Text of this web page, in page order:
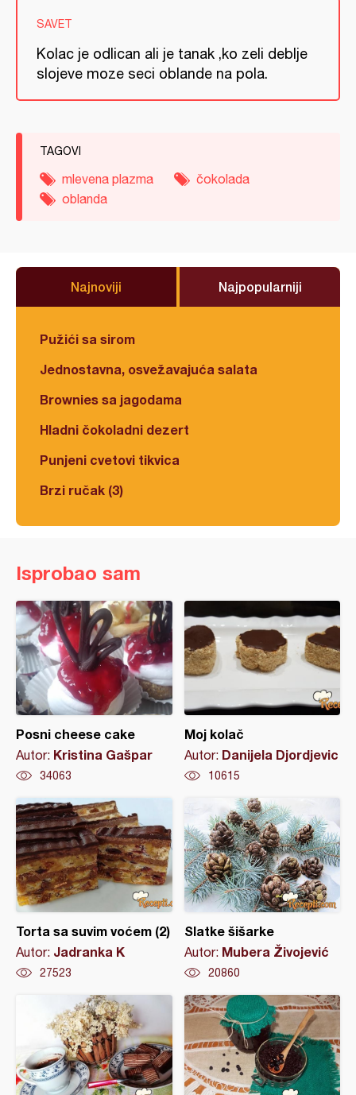
SAVET
Kolac je odlican ali je tanak ,ko zeli deblje
slojeve moze seci oblande na pola.
TAGOVI
mlevena plazma
čokolada
oblanda
Najnoviji Najpopularniji
Pužići sa sirom
Jednostavna, osvežavajuća salata
Brownies sa jagodama
Hladni čokoladni dezert
Punjeni cvetovi tikvica
Brzi ručak (3)
Isprobao sam
Posni cheese cake
Autor: Kristina Gašpar
34063
Moj kolač
Autor: Danijela Djordjevic
10615
Torta sa suvim voćem (2)
Autor: Jadranka K
27523
Slatke šišarke
Autor: Mubera Živojević
20860